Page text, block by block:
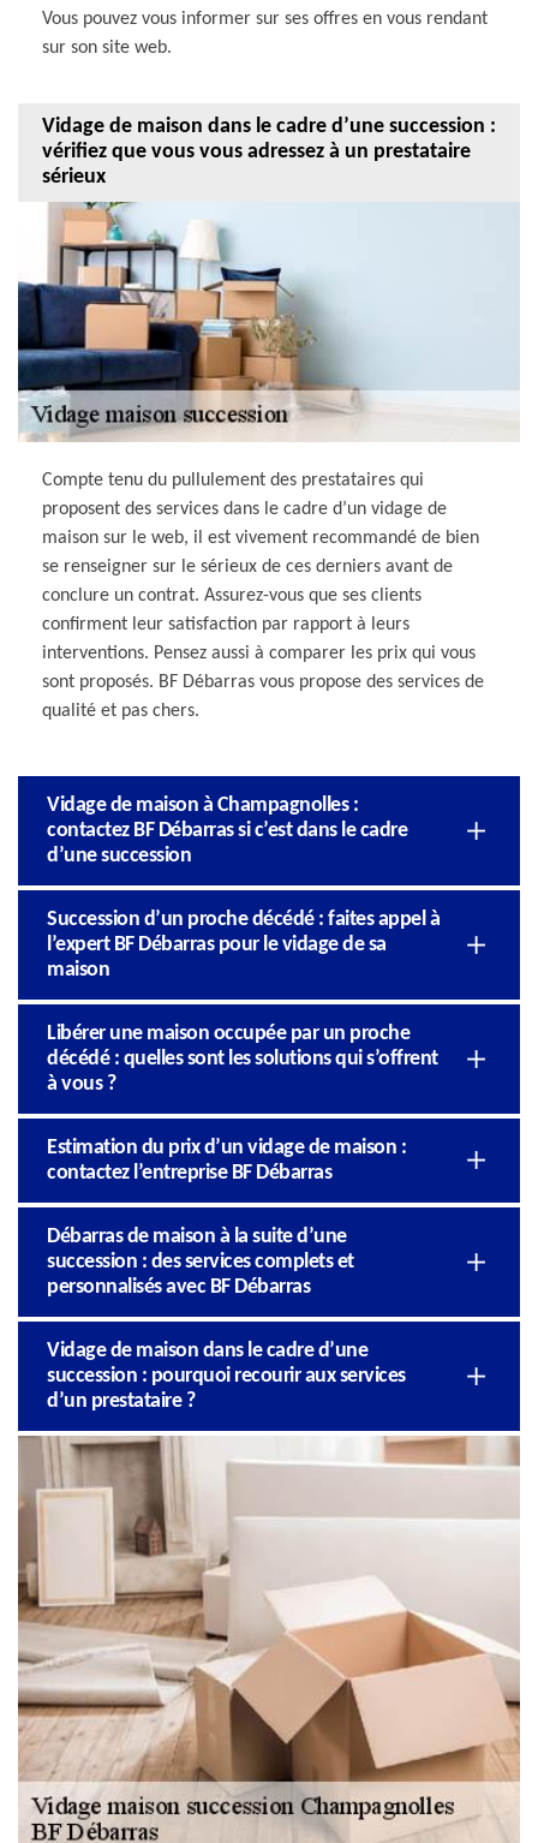
Vous pouvez vous informer sur ses offres en vous rendant
sur son site web.
Vidage de maison dans le cadre d’une succession :
vérifiez que vous vous adressez à un prestataire
sérieux
Compte tenu du pullulement des prestataires qui
proposent des services dans le cadre d’un vidage de
maison sur le web, il est vivement recommandé de bien
se renseigner sur le sérieux de ces derniers avant de
conclure un contrat. Assurez-vous que ses clients
confirment leur satisfaction par rapport à leurs
interventions. Pensez aussi à comparer les prix qui vous
sont proposés. BF Débarras vous propose des services de
qualité et pas chers.
Vidage de maison à Champagnolles :
contactez BF Débarras si c’est dans le cadre
d’une succession
Succession d’un proche décédé : faites appel à
l’expert BF Débarras pour le vidage de sa
maison
Libérer une maison occupée par un proche
décédé : quelles sont les solutions qui s’offrent
à vous ?
Estimation du prix d’un vidage de maison :
contactez l’entreprise BF Débarras
Débarras de maison à la suite d’une
succession : des services complets et
personnalisés avec BF Débarras
Vidage de maison dans le cadre d’une
succession : pourquoi recourir aux services
d’un prestataire ?